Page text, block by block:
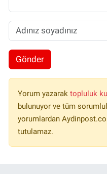
Gönder
Yorum yazarak topluluk
bulunuyor ve tüm
yorumlardan
tutulamaz.